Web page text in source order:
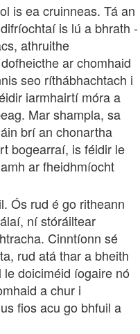
is ea cruinneas. Tá an
is lú a bhrath -
athruithe
ar chomhaid
seo ríthábhachtach i
iarmhairtí móra a
Mar shampla, sa
brí an chonartha
bogearraí, is féidir le
ar fheidhmíocht
Ós rud é go ritheann
ní stóráiltear
Cinntíonn sé
rud atá thar a bheith
doiciméid íogaire nó
a chur i
fios acu go bhfuil a